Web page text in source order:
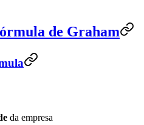
de Graham
da empresa